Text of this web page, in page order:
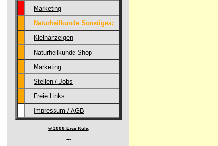
Marketing
Naturheilkunde Sonstiges:
Kleinanzeigen
Naturheilkunde Shop
Marketing
Stellen / Jobs
Freie Links
Impressum / AGB
© 2006 Ewa Kula
---